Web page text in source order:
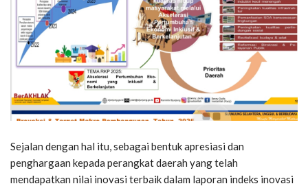
Sejalan dengan hal itu, sebagai bentuk apresiasi dan
penghargaan kepada perangkat daerah yang telah
mendapatkan nilai inovasi terbaik dalam laporan indeks inovasi